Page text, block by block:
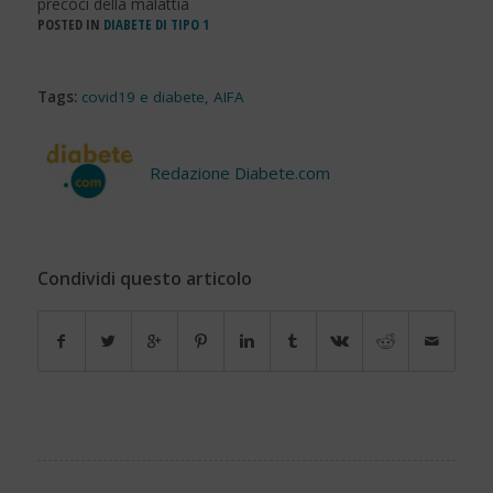
POSTED IN DIABETE DI TIPO 1
Tags: covid19 e diabete, AIFA
Redazione Diabete.com
Condividi questo articolo